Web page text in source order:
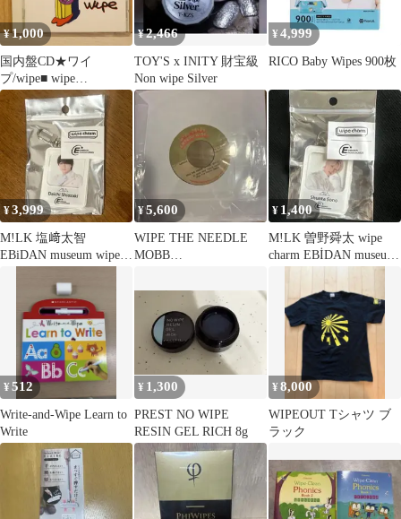
¥1,000
国内盤CD★ワイ
プ/wipe■ wipe
【DDRA99001/49487220
24460】Y73747
¥2,466
TOY'S x INITY 財宝級
Non wipe Silver
¥ 4,999
RICO Baby Wipes 900枚
¥3,999
M!LK 塩﨑太智
EBiDAN museum wipe
¥5,600
WIPE THE NEEDLE
MOBB
¥ 1,400
M!LK 曽野舜太 wipe
charm EBİDAN museum
¥512
Write-and-Wipe Learn to
Write
¥ 1,300
PREST NO WIPE
RESIN GEL RICH 8g
¥8,000
WIPEOUT Tシャツ ブ
ラック